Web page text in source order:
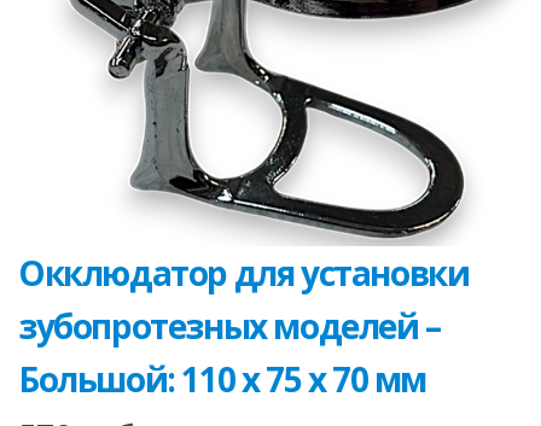
Окклюдатор для установки
зубопротезных моделей –
Большой: 110 х 75 х 70 мм